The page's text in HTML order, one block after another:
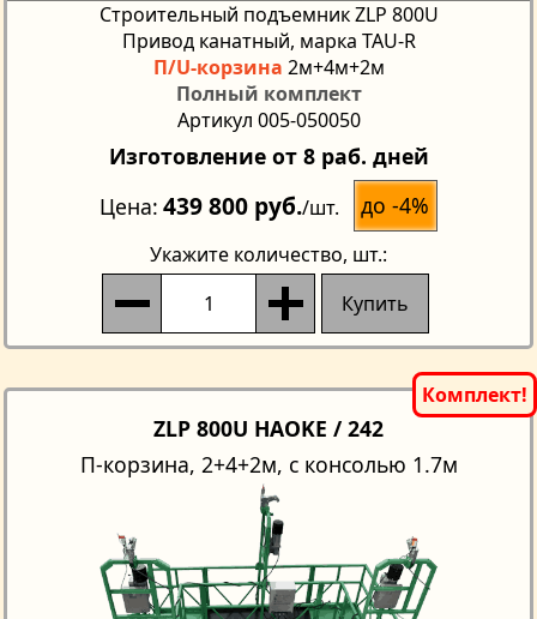
Строительный подъемник ZLP 800U
Привод канатный, марка TAU-R
П/U-корзина 2м+4м+2м
Полный комплект
Артикул 005-050050
Изготовление от 8 раб. дней
Цена 439 800 руб./шт. до -4%
Укажите количество, шт.:
Купить
ZLP 800U HAOKE / 242
П-корзина, 2+4+2м, с консолью 1.7м